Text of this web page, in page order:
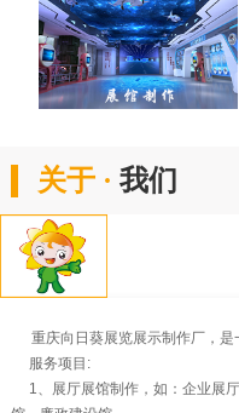
关于 ·我们
重庆向日葵展览展示制作厂，是
服务项目:
1、展厅展馆制作，如：企业展